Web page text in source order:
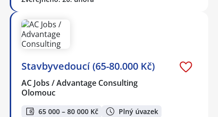
Stavbyvedoucí (65-80.000 Kč)
AC Jobs / Advantage Consulting
Olomouc
65 000 – 80 000 Kč Plný úvazek